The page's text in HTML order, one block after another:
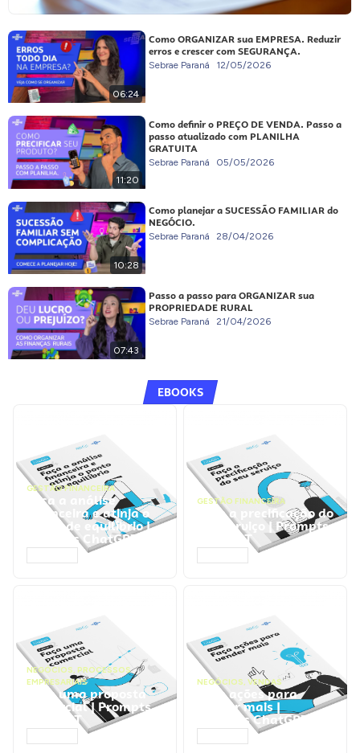
06:24
Como ORGANIZAR sua EMPRESA. Reduzir
erros e crescer com SEGURANÇA.
Sebrae Paraná 12/05/2026
11:20
Como definir o PREÇO DE VENDA. Passo a
passo atualizado com PLANILHA
GRATUITA
Sebrae Paraná 05/05/2026
10:28
Como planejar a SUCESSÃO FAMILIAR do
NEGÓCIO.
Sebrae Paraná 28/04/2026
07:43
Passo a passo para ORGANIZAR sua
PROPRIEDADE RURAL
Sebrae Paraná 21/04/2026
EBOOKS
GESTÃO FINANCEIRA
Faça a análise
financeira e atinja o
ponto de equilíbrio |
Prompts ChatGPT
GESTÃO FINANCEIRA
Faça a precificação do
seu serviço | Prompts
ChatGPT
NEGÓCIOS, PROCESSOS
EMPRESARIAIS
Faça uma proposta
comercial | Prompts
ChatGPT
NEGÓCIOS, VENDAS
Faça ações para
vender mais |
Prompts ChatGPT